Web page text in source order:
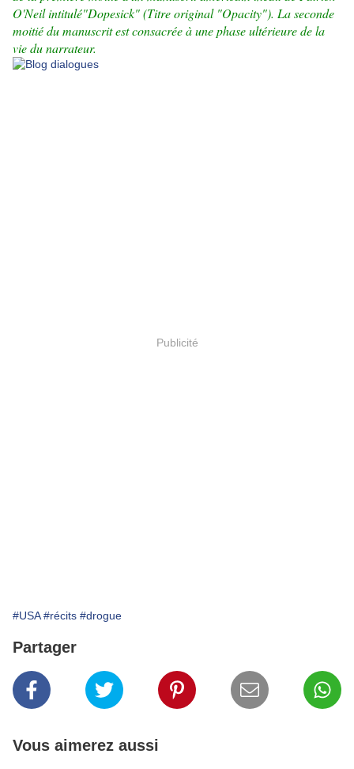
O'Neil intitulé"Dopesick" (Titre original "Opacity"). La seconde
moitié du manuscrit est consacrée à une phase ultérieure de la
vie du narrateur.
Publicité
#USA #récits #drogue
Partager
Vous aimerez aussi